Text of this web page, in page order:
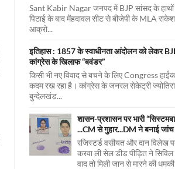
Sant Kabir Nagar जनपद में BJP सांसद के
पिटाई के बाद मेंहदावल सीट से बीजेपी के MLA
आक्रो...
इतिहास : 1857 के स्वाधीनता आंदोलन को लेकर
कांग्रेस के खिलाफ “बवंडर”
किसी भी नए विवाद से बचने के लिए Congress
कदम रख रहा है। कांग्रेस के जनरल सेकेट्री
बुन्देलखंड...
शासन-प्रशासन पर भारी
...CM से गुहार...DM ने बनाई
रजिस्टर्ड वसीयत और दान विलेख
करवा ली सेल डीड पीड़ित ने सिविल
वाद तो मिली जान से मारने की